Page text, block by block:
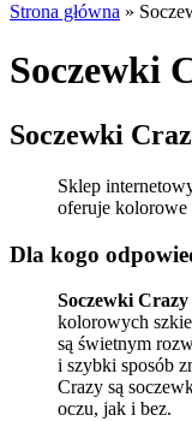
Strona główna »
Soczewki
Soczewki
Sklep
oferuje kolorowe
Dla kogo
Soczewki Crazy
kolorowych
są świetnym
i szybki sposób
Crazy są
oczu, jak i bez.